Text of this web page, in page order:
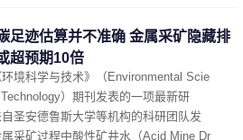
足迹估算并不准确 金属采矿隐藏排
超预期10倍
境科学与技术》（Environmental Scie
）期刊发表的一项最新研
圣安德鲁斯大学等机构的科研团队发
采矿过程中酸性矿井水（Acid Mine Dr